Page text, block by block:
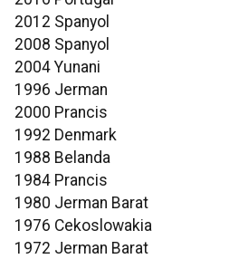
2012 Spanyol
2008 Spanyol
2004 Yunani
1996 Jerman
2000 Prancis
1992 Denmark
1988 Belanda
1984 Prancis
1980 Jerman Barat
1976 Cekoslowakia
1972 Jerman Barat